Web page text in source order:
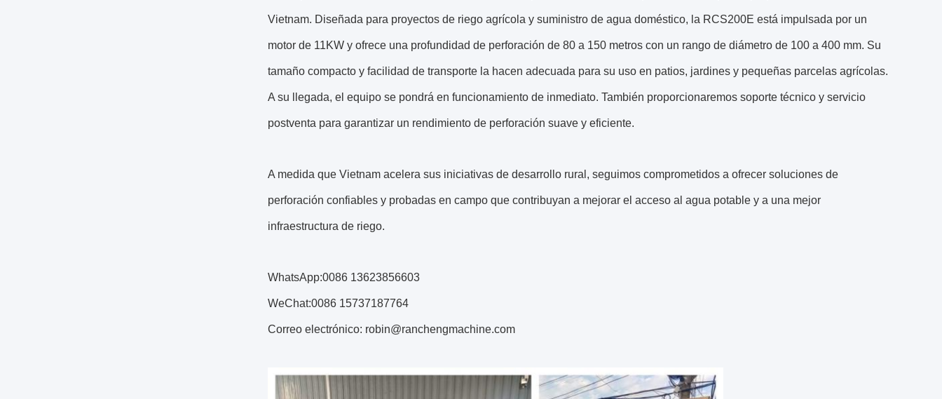
Vietnam. Diseñada para proyectos de riego agrícola y suministro de agua doméstico, la RCS200E está impulsada por un
motor de 11KW y ofrece una profundidad de perforación de 80 a 150 metros con un rango de diámetro de 100 a 400 mm. Su
tamaño compacto y facilidad de transporte la hacen adecuada para su uso en patios, jardines y pequeñas parcelas agrícolas.
A su llegada, el equipo se pondrá en funcionamiento de inmediato. También proporcionaremos soporte técnico y servicio
postventa para garantizar un rendimiento de perforación suave y eficiente.
A medida que Vietnam acelera sus iniciativas de desarrollo rural, seguimos comprometidos a ofrecer soluciones de
perforación confiables y probadas en campo que contribuyan a mejorar el acceso al agua potable y a una mejor
infraestructura de riego.
WhatsApp:0086 13623856603
WeChat:0086 15737187764
Correo electrónico: robin@ranchengmachine.com